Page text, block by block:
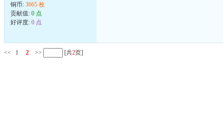
铜币: 3665 枚
贡献值: 0 点
好评度: 0 点
<< 1 2 >> [共2页]